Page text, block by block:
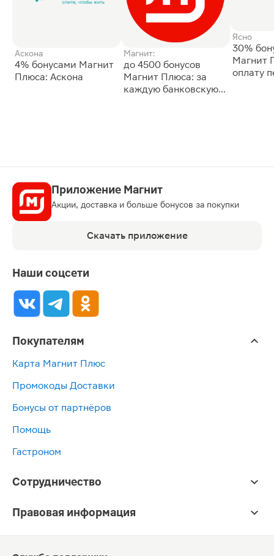
Аскона
4% бонусами Магнит
Плюса: Аскона
Магнит:
до 4500 бонусов
Магнит Плюса: за
каждую банковскую
Ясно
30%
Магнит
оплату
Приложение Магнит
Акции, доставка и больше бонусов за покупки
Скачать приложение
Наши соцсети
Покупателям
Карта Магнит Плюс
Промокоды Доставки
Бонусы от партнёров
Помощь
Гастроном
Сотрудничество
Правовая информация